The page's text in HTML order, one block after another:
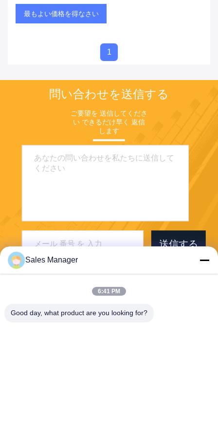
最もよい価格を得なさい
1
問い合わせを送信する
ご要望を 送信してくださ
い できるだけ早く 返信
します
送信する
Sales Manager
6:41 PM
Good day, what product are you looking for?